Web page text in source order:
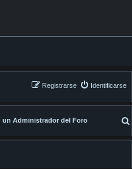
Identificarse
Registrarse
un Administrador del Foro